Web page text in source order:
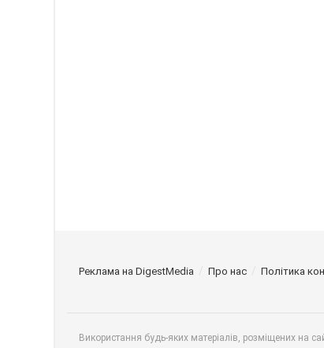
Реклама на DigestMedia Про нас Політика
Використання будь-яких матеріалів, розміщених на